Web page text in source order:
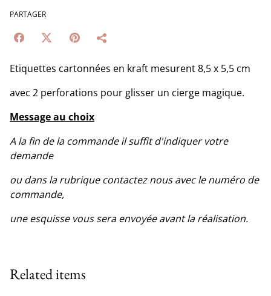
PARTAGER
Etiquettes cartonnées en kraft mesurent 8,5 x 5,5 cm
avec 2 perforations pour glisser un cierge magique.
Message au choix
A la fin de la commande il suffit d'indiquer votre
demande
ou dans la rubrique contactez nous avec le numéro de
commande,
une esquisse vous sera envoyée avant la réalisation.
Related items